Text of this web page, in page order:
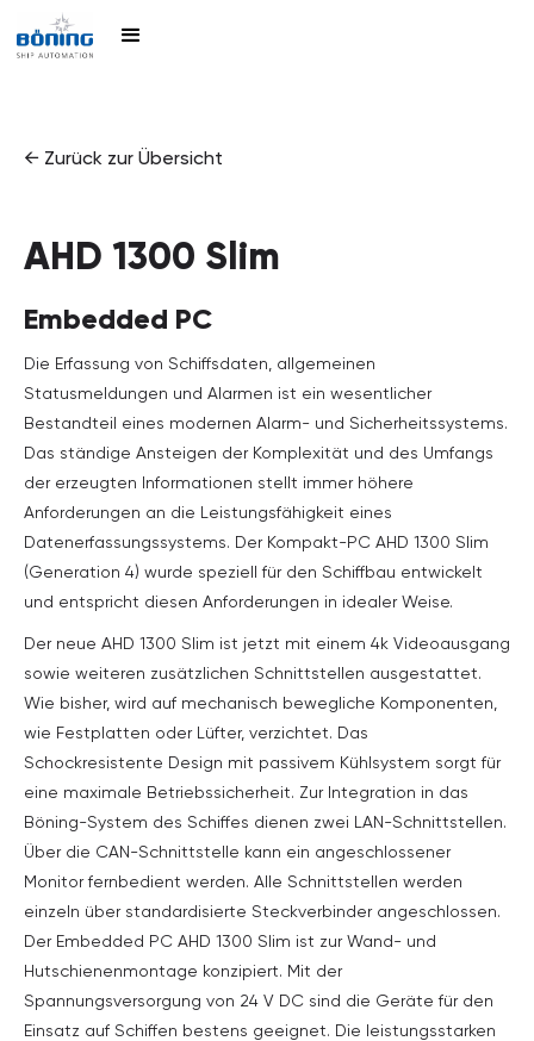
← Zurück zur Übersicht
AHD 1300 Slim
Embedded PC
Die Erfassung von Schiffsdaten, allgemeinen
Statusmeldungen und Alarmen ist ein wesentlicher
Bestandteil eines modernen Alarm- und Sicherheitssystems.
Das ständige Ansteigen der Komplexität und des Umfangs
der erzeugten Informationen stellt immer höhere
Anforderungen an die Leistungsfähigkeit eines
Datenerfassungssystems. Der Kompakt-PC AHD 1300 Slim
(Generation 4) wurde speziell für den Schiffbau entwickelt
und entspricht diesen Anforderungen in idealer Weise.
Der neue AHD 1300 Slim ist jetzt mit einem 4k Videoausgang
sowie weiteren zusätzlichen Schnittstellen ausgestattet.
Wie bisher, wird auf mechanisch bewegliche Komponenten,
wie Festplatten oder Lüfter, verzichtet. Das
Schockresistente Design mit passivem Kühlsystem sorgt für
eine maximale Betriebssicherheit. Zur Integration in das
Böning-System des Schiffes dienen zwei LAN-Schnittstellen.
Über die CAN-Schnittstelle kann ein angeschlossener
Monitor fernbedient werden. Alle Schnittstellen werden
einzeln über standardisierte Steckverbinder angeschlossen.
Der Embedded PC AHD 1300 Slim ist zur Wand- und
Hutschienenmontage konzipiert. Mit der
Spannungsversorgung von 24 V DC sind die Geräte für den
Einsatz auf Schiffen bestens geeignet. Die leistungsstarken